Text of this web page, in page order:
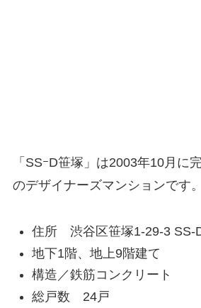
「SSｰD笹塚」は2003年10月に
のデザイナーズマンションです。
住所 渋谷区笹塚1-29-3 SS-
地下1階、地上9階建て
構造／鉄筋コンクリート
総戸数 24戸